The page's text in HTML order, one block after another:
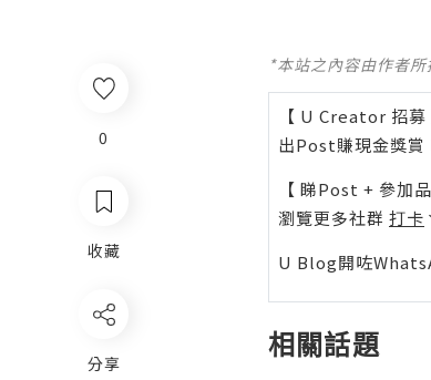
0
收藏
分享
*本站之內容由作者
【 U Creator 招募
出Post賺現金獎賞
【 睇Post + 參加
瀏覽更多社群 打卡
U Blog開咗
相關話題